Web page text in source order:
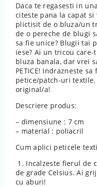
Daca te regasesti in
citeste pana la capat
plictisit de o bluza/un
de o pereche de blugi
sa fie unice? Blugii tai
iese? Ai un tricou
bluza banala, dar vrei
PETICE! Indrazneste
petice/patch-uri
original/a!
Descriere produs:
– dimensiune : 7 cm
– material : poliacril
Cum aplici peticele
1. Incalzeste fierul de
de grade Celsius. Ai
cu aburi!